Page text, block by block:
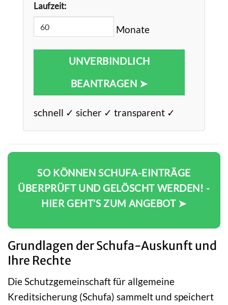
Laufzeit:
Monate
UNVERBINDLICH
BEANTRAGEN ➤
schnell ✓ sicher ✓ transparent ✓
SO KÖNNEN SCHUFA-EINTRÄGE
ÜBERPRÜFT UND GELÖSCHT WERDEN! -
HIER GEHT’S ZUM ANGEBOT ➤
Grundlagen der Schufa-Auskunft und
Ihre Rechte
Die Schutzgemeinschaft für allgemeine
Kreditsicherung (Schufa) sammelt und speichert